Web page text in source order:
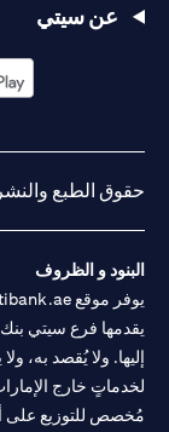
عن سيتي
حقوق الطبع والنشر محفوظة
البنود و الظروف
يقدمها فرع سيتي بنك
إليها. ولا يُقصد به،
لخدماتٍ خارج
مُخصص للتوزيع على